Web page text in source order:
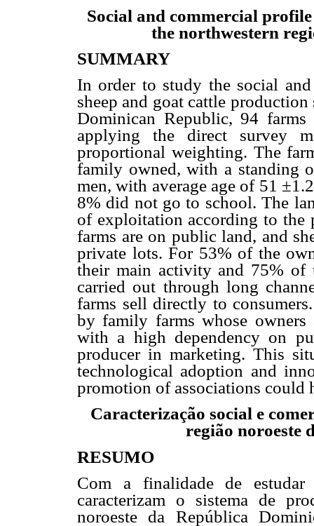
Social and commercial
the northwestern
SUMMARY
In order to study the social and
sheep and goat cattle
Dominican Republic, 94
applying the direct survey
proportional weighting. The
family owned, with a standing
men, with average age of 51
8% did not go to school. The
of exploitation according to the
farms are on public land, and
private lots. For 53% of the
their main activity and 75% of
carried out through long
farms sell directly to
by family farms whose
with a high dependency on
producer in marketing. This
technological adoption and
promotion of associations could
Caracterização social e
região noroeste
RESUMO
Com a finalidade de estudar
caracterizam o sistema de
noroeste da República